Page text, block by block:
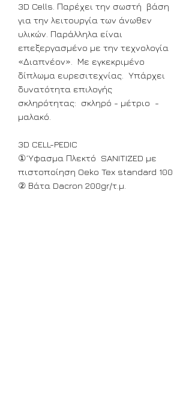
3D Cells. Παρέχει την σωστή βάση
για την λειτουργία των άνωθεν
υλικών. Παράλληλα είναι
επεξεργασμένο με την τεχνολογία
«Διαπνέον». Με εγκεκριμένο
δίπλωμα ευρεσιτεχνίας. Υπάρχει
δυνατότητα επιλογής
σκληρότητας: σκληρό - μέτριο -
μαλακό.
3D CELL-PEDIC
① Ύφασμα Πλεκτό SANITIZED με
πιστοποίηση Oeko Tex standard 100
② Βάτα Dacron 200gr/τ.μ.